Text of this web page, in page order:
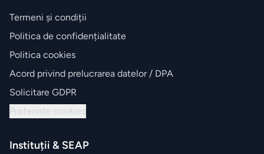
Termeni și condiții
Politica de confidențialitate
Politica cookies
Acord privind prelucrarea datelor / DPA
Solicitare GDPR
Preferințe cookies
Instituții & SEAP